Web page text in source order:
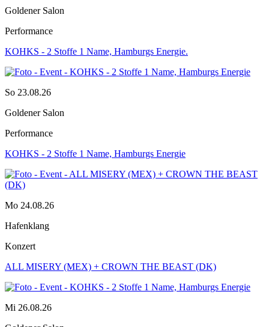
Goldener Salon
Performance
KOHKS - 2 Stoffe 1 Name, Hamburgs Energie.
So 23.08.26
Goldener Salon
Performance
KOHKS - 2 Stoffe 1 Name, Hamburgs Energie
Mo 24.08.26
Hafenklang
Konzert
ALL MISERY (MEX) + CROWN THE BEAST (DK)
Mi 26.08.26